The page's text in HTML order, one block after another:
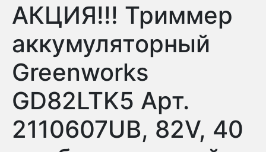
АКЦИЯ!!! Триммер
аккумуляторный
Greenworks
GD82LTK5 Арт.
2110607UB, 82V, 40